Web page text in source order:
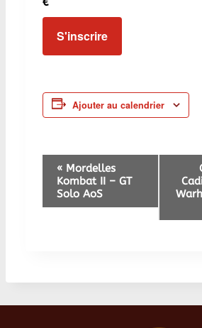
S'inscrire
Ajouter au calendrier
g
« Mordelles
Kombat II – GT
Solo AoS